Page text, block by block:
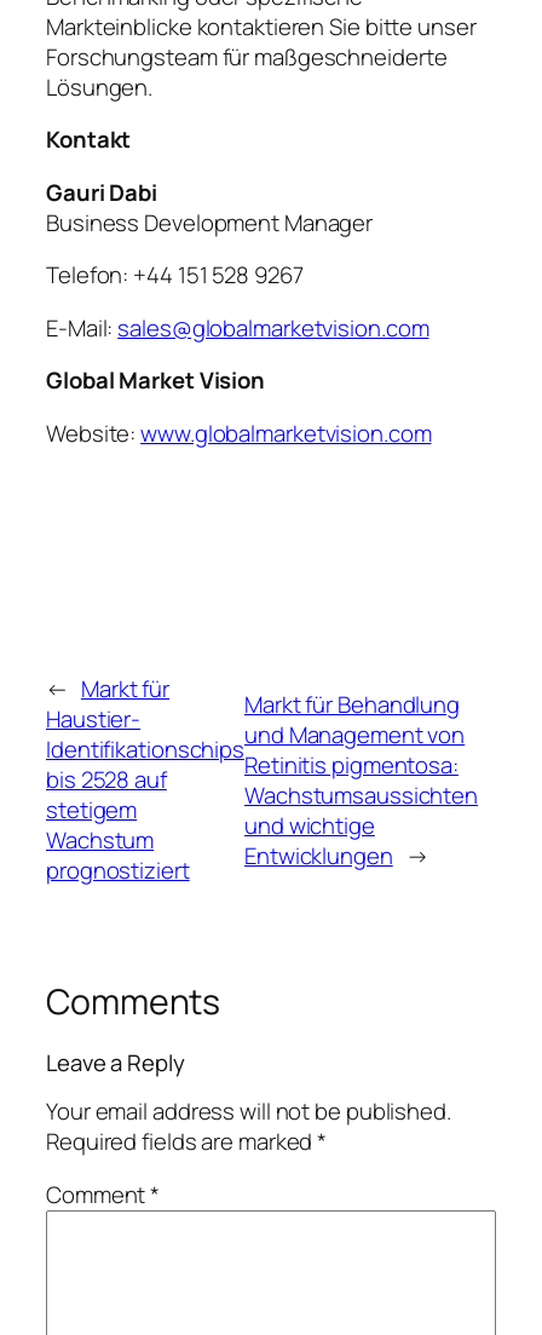
Markteinblicke kontaktieren Sie bitte unser
Forschungsteam für maßgeschneiderte
Lösungen.
Kontakt
Gauri Dabi
Business Development Manager
Telefon: +44 151 528 9267
E-Mail: sales@globalmarketvision.com
Global Market Vision
Website:www.globalmarketvision.com
← Markt für
Haustier-
Identifikationschips
bis 2528 auf
stetigem
Wachstum
prognostiziert
Markt für Behandlung
und Management von
Retinitis pigmentosa:
Wachstumsaussichten
und wichtige
Entwicklungen →
Comments
Leave a Reply
Your email address will not be published.
Required fields are marked*
Comment*